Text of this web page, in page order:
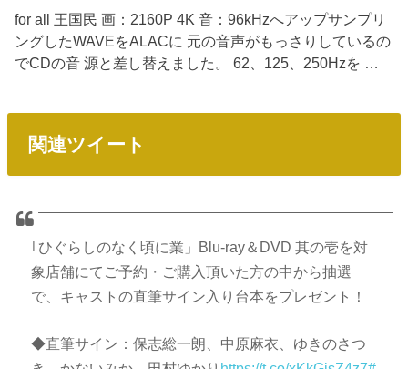
for all 王国民 画：2160P 4K 音：96kHzへアップサンプリ
ングしたWAVEをALACに 元の音声がもっさりしているの
でCDの音 源と差し替えました。 62、125、250Hzを …
関連ツイート
｢ひぐらしのなく頃に業」Blu-ray＆DVD 其の壱を対
象店舗にてご予約・ご購入頂いた方の中から抽選
で、キャストの直筆サイン入り台本をプレゼント！
◆直筆サイン：保志総一朗、中原麻衣、ゆきのさつ